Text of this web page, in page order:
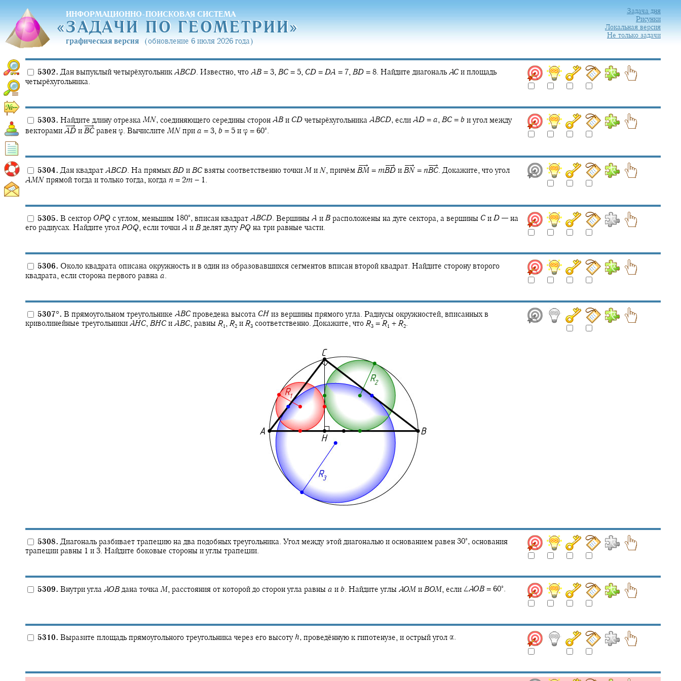
ИНФОРМАЦИОННО-ПОИСКОВАЯ СИСТЕМА
«ЗАДАЧИ ПО ГЕОМЕТРИИ»
«ЗАДАЧИ ПО ГЕОМЕТРИИ»
графическая версия (обновление 6 июля 2026 года)
Задача дня
Рисунки
Локальная версия
Не только задачи
5302. Дан выпуклый четырёхугольник ABCD. Известно, что AB = 3, BC = 5, CD = DA = 7, BD = 8. Найдите диагональ AC и площадь
четырёхугольника.
5303. Найдите длину отрезка MN, соединяющего середины сторон AB и CD четырёхугольника ABCD, если AD = a, BC = b и угол между
векторами
–→
AD и
–→
BC равен φ. Вычислите MN при a = 3, b = 5 и φ = 60‍∘ .
5304. Дан квадрат ABCD. На прямых BD и BC взяты соответственно точки M и N, причём
–→
BM = m
–→
BD и
–→
BN = n
–→
BC. Докажите, что угол
AMN прямой тогда и только тогда, когда n = 2m − 1.
5305. В сектор OPQ с углом, меньшим 180‍∘ , вписан квадрат ABCD. Вершины A и B расположены на дуге сектора, а вершины C и D — на
его радиусах. Найдите угол POQ, если точки A и Bделят дугуPQ на три равные части.
5306. Около квадрата описана окружность и в один из образовавшихся сегментов вписан второй квадрат. Найдите сторону второго
квадрата, если сторона первого равна a.
5307°. В прямоугольном треугольнике ABC проведена высота CH из вершины прямого угла. Радиусы окружностей, вписанных в
криволинейные треугольники AHC, BHC и ABC, равны R1 , R2 и R3 соответственно. Докажите, что R3 = R1 + R2.
5308. Диагональ разбивает трапецию на два подобных треугольника. Угол между этой диагональю и основанием равен 30‍∘ , основания
трапеции равны 1 и 3. Найдите боковые стороны и углы трапеции.
5309. Внутри угла AOBдана точка M, расстояния от которой до сторон угла равны a и b. Найдите углы AOM и BOM, если ∠AOB = 60‍∘ .
5310. Выразите площадь прямоугольного треугольника через его высотуh, проведённую к гипотенузе, и острый угол α.